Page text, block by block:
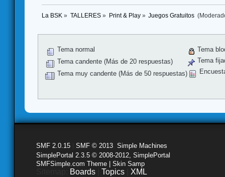
La BSK » TALLERES» Print & Play» Juegos Gratuitos
Tema normal
Tema candente (Más de 20 respuestas)
Tema muy candente (Más de 50 respuestas)
Tema
Tema
SMF 2.0.15 SMF © 2013 Simple Machines
SimplePortal 2.3.5 © 2008-2012, SimplePortal
SMFSimple.com Theme | Skin Samp
Boards Topics XML